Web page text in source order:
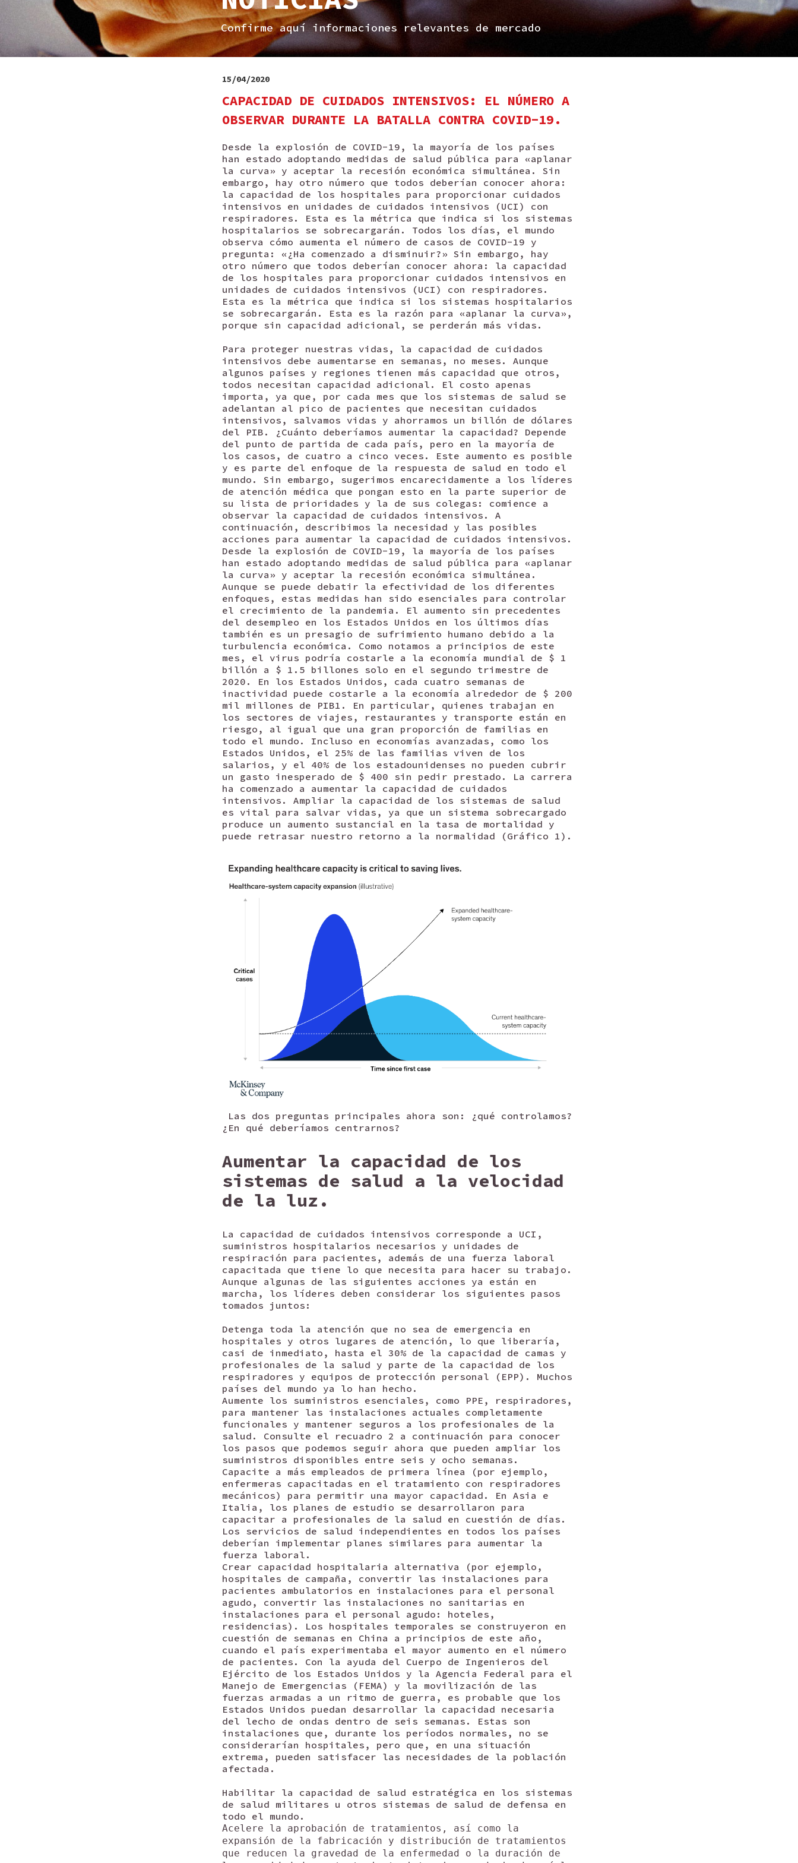
Confirme aquí informaciones relevantes de mercado
15/04/2020
CAPACIDAD DE CUIDADOS INTENSIVOS: EL NÚMERO A
OBSERVAR DURANTE LA BATALLA CONTRA COVID-19.
Desde la explosión de COVID-19, la mayoría de los países
han estado adoptando medidas de salud pública para «aplanar
la curva» y aceptar la recesión económica simultánea. Sin
embargo, hay otro número que todos deberían conocer ahora:
la capacidad de los hospitales para proporcionar cuidados
intensivos en unidades de cuidados intensivos (UCI) con
respiradores. Esta es la métrica que indica si los sistemas
hospitalarios se sobrecargarán. Todos los días, el mundo
observa cómo aumenta el número de casos de COVID-19 y
pregunta: «¿Ha comenzado a disminuir?» Sin embargo, hay
otro número que todos deberían conocer ahora: la capacidad
de los hospitales para proporcionar cuidados intensivos en
unidades de cuidados intensivos (UCI) con respiradores.
Esta es la métrica que indica si los sistemas hospitalarios
se sobrecargarán. Esta es la razón para «aplanar la curva»,
porque sin capacidad adicional, se perderán más vidas.
Para proteger nuestras vidas, la capacidad de cuidados
intensivos debe aumentarse en semanas, no meses. Aunque
algunos países y regiones tienen más capacidad que otros,
todos necesitan capacidad adicional. El costo apenas
importa, ya que, por cada mes que los sistemas de salud se
adelantan al pico de pacientes que necesitan cuidados
intensivos, salvamos vidas y ahorramos un billón de dólares
del PIB. ¿Cuánto deberíamos aumentar la capacidad? Depende
del punto de partida de cada país, pero en la mayoría de
los casos, de cuatro a cinco veces. Este aumento es posible
y es parte del enfoque de la respuesta de salud en todo el
mundo. Sin embargo, sugerimos encarecidamente a los líderes
de atención médica que pongan esto en la parte superior de
su lista de prioridades y la de sus colegas: comience a
observar la capacidad de cuidados intensivos. A
continuación, describimos la necesidad y las posibles
acciones para aumentar la capacidad de cuidados intensivos.
Desde la explosión de COVID-19, la mayoría de los países
han estado adoptando medidas de salud pública para «aplanar
la curva» y aceptar la recesión económica simultánea.
Aunque se puede debatir la efectividad de los diferentes
enfoques, estas medidas han sido esenciales para controlar
el crecimiento de la pandemia. El aumento sin precedentes
del desempleo en los Estados Unidos en los últimos días
también es un presagio de sufrimiento humano debido a la
turbulencia económica. Como notamos a principios de este
mes, el virus podría costarle a la economía mundial de $ 1
billón a $ 1.5 billones solo en el segundo trimestre de
2020. En los Estados Unidos, cada cuatro semanas de
inactividad puede costarle a la economía alrededor de $ 200
mil millones de PIB1. En particular, quienes trabajan en
los sectores de viajes, restaurantes y transporte están en
riesgo, al igual que una gran proporción de familias en
todo el mundo. Incluso en economías avanzadas, como los
Estados Unidos, el 25% de las familias viven de los
salarios, y el 40% de los estadounidenses no pueden cubrir
un gasto inesperado de $ 400 sin pedir prestado. La carrera
ha comenzado a aumentar la capacidad de cuidados
intensivos. Ampliar la capacidad de los sistemas de salud
es vital para salvar vidas, ya que un sistema sobrecargado
produce un aumento sustancial en la tasa de mortalidad y
puede retrasar nuestro retorno a la normalidad (Gráfico 1).
Las dos preguntas principales ahora son: ¿qué controlamos?
¿En qué deberíamos centrarnos?
Aumentar la capacidad de los
sistemas de salud a la velocidad
de la luz.
La capacidad de cuidados intensivos corresponde a UCI,
suministros hospitalarios necesarios y unidades de
respiración para pacientes, además de una fuerza laboral
capacitada que tiene lo que necesita para hacer su trabajo.
Aunque algunas de las siguientes acciones ya están en
marcha, los líderes deben considerar los siguientes pasos
tomados juntos:
Detenga toda la atención que no sea de emergencia en
hospitales y otros lugares de atención, lo que liberaría,
casi de inmediato, hasta el 30% de la capacidad de camas y
profesionales de la salud y parte de la capacidad de los
respiradores y equipos de protección personal (EPP). Muchos
países del mundo ya lo han hecho.
Aumente los suministros esenciales, como PPE, respiradores,
para mantener las instalaciones actuales completamente
funcionales y mantener seguros a los profesionales de la
salud. Consulte el recuadro 2 a continuación para conocer
los pasos que podemos seguir ahora que pueden ampliar los
suministros disponibles entre seis y ocho semanas.
Capacite a más empleados de primera línea (por ejemplo,
enfermeras capacitadas en el tratamiento con respiradores
mecánicos) para permitir una mayor capacidad. En Asia e
Italia, los planes de estudio se desarrollaron para
capacitar a profesionales de la salud en cuestión de días.
Los servicios de salud independientes en todos los países
deberían implementar planes similares para aumentar la
fuerza laboral.
Crear capacidad hospitalaria alternativa (por ejemplo,
hospitales de campaña, convertir las instalaciones para
pacientes ambulatorios en instalaciones para el personal
agudo, convertir las instalaciones no sanitarias en
instalaciones para el personal agudo: hoteles,
residencias). Los hospitales temporales se construyeron en
cuestión de semanas en China a principios de este año,
cuando el país experimentaba el mayor aumento en el número
de pacientes. Con la ayuda del Cuerpo de Ingenieros del
Ejército de los Estados Unidos y la Agencia Federal para el
Manejo de Emergencias (FEMA) y la movilización de las
fuerzas armadas a un ritmo de guerra, es probable que los
Estados Unidos puedan desarrollar la capacidad necesaria
del lecho de ondas dentro de seis semanas. Estas son
instalaciones que, durante los períodos normales, no se
considerarían hospitales, pero que, en una situación
extrema, pueden satisfacer las necesidades de la población
afectada.
Habilitar la capacidad de salud estratégica en los sistemas
de salud militares u otros sistemas de salud de defensa en
todo el mundo.
Acelere la aprobación de tratamientos, así como la
expansión de la fabricación y distribución de tratamientos
que reducen la gravedad de la enfermedad o la duración de